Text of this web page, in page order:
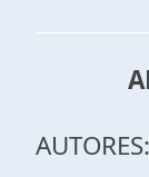
AUTORES: